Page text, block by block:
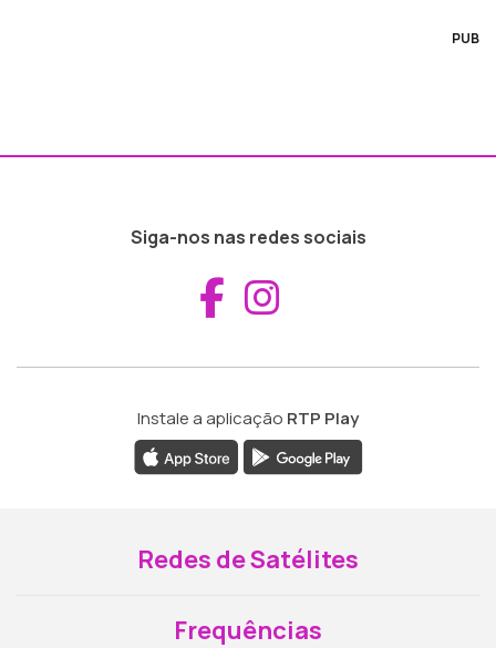
PUB
Siga-nos nas redes sociais
Aceder ao
Instale a aplicação RTP Play
Redes de Satélites
Frequências